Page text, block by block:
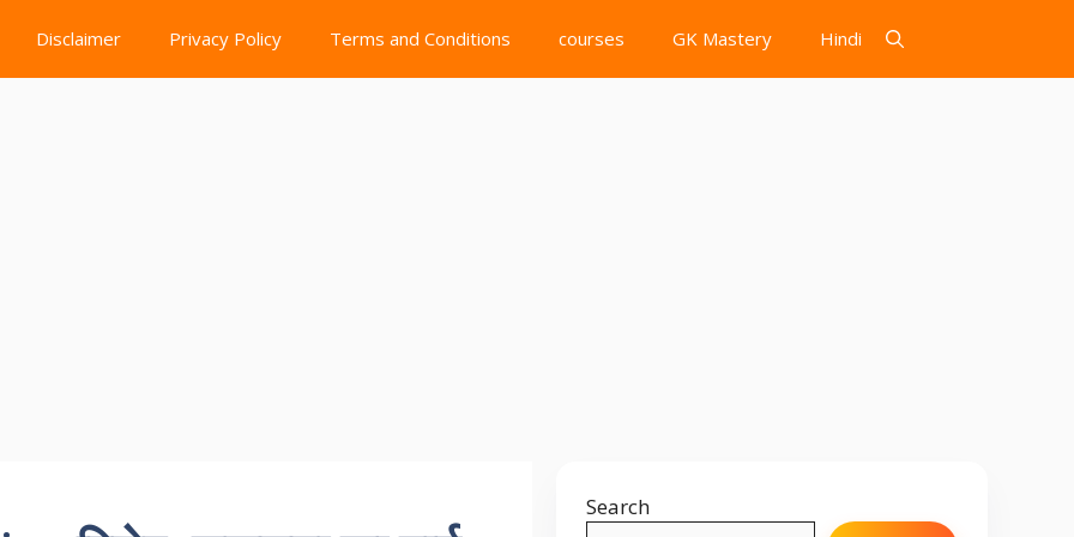
Disclaimer Privacy Policy Terms and Conditions courses GK Mastery Hindi
Search